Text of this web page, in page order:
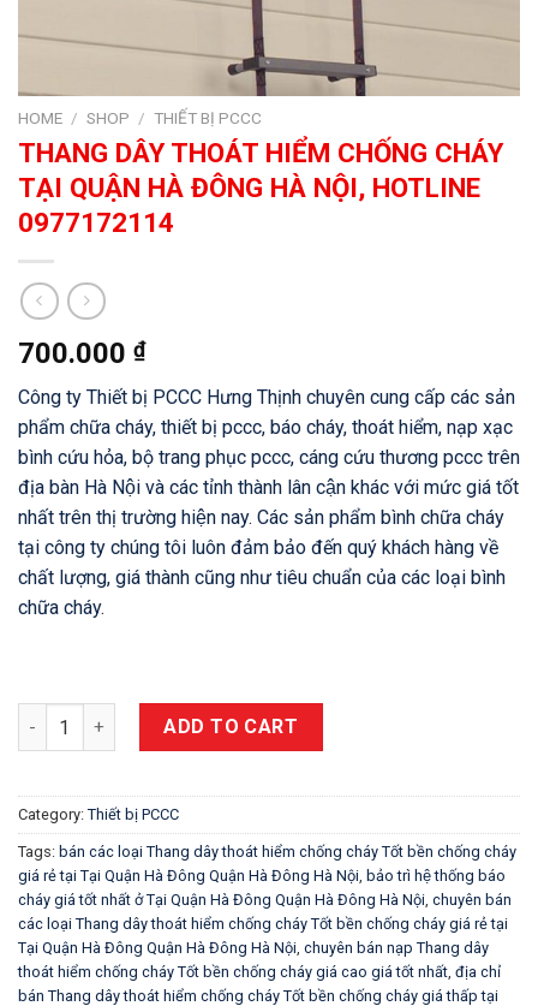
HOME / SHOP / THIẾT BỊ PCCC
THANG DÂY THOÁT HIỂM CHỐNG CHÁY
TẠI QUẬN HÀ ĐÔNG HÀ NỘI, HOTLINE
0977172114
700.000 ₫
Công ty Thiết bị PCCC Hưng Thịnh chuyên cung cấp các sản
phẩm chữa cháy, thiết bị pccc, báo cháy, thoát hiểm, nạp xạc
bình cứu hỏa, bộ trang phục pccc, cáng cứu thương pccc trên
địa bàn Hà Nội và các tỉnh thành lân cận khác với mức giá tốt
nhất trên thị trường hiện nay. Các sản phẩm bình chữa cháy
tại công ty chúng tôi luôn đảm bảo đến quý khách hàng về
chất lượng, giá thành cũng như tiêu chuẩn của các loại bình
chữa cháy.
THANG DÂY THOÁT HIỂM CHỐNG CHÁY TẠI QUẬN HÀ ĐÔNG
ADD TO CART
Category: Thiết bị PCCC
Tags: bán các loại Thang dây thoát hiểm chống cháy Tốt bền chống cháy
giá rẻ tại Tại Quận Hà Đông Quận Hà Đông Hà Nội bảo trì hệ thống báo
cháy giá tốt nhất ở Tại Quận Hà Đông Quận Hà Đông Hà Nội chuyên bán
các loại Thang dây thoát hiểm chống cháy Tốt bền chống cháy giá rẻ tại
Tại Quận Hà Đông Quận Hà Đông Hà Nội chuyên bán nạp Thang dây
thoát hiểm chống cháy Tốt bền chống cháy giá cao giá tốt nhất địa chỉ
bán Thang dây thoát hiểm chống cháy Tốt bền chống cháy giá thấp tại